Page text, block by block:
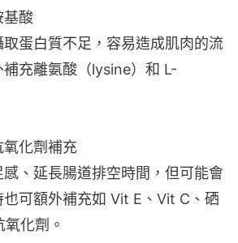
酸
蛋白質不足，容易造成肌肉的流
充離氨酸（lysine）和 L-
化劑補充
、延長腸道排空時間，但可能會
可額外補充如 Vit E、Vit C、硒
氧化劑。